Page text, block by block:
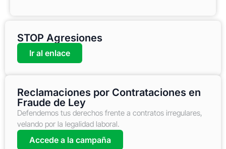
STOP Agresiones
Ir al enlace
Reclamaciones por Contrataciones en
Fraude de Ley
Defendemos tus derechos frente a contratos irregulares,
velando por la legalidad laboral.
Accede a la campaña